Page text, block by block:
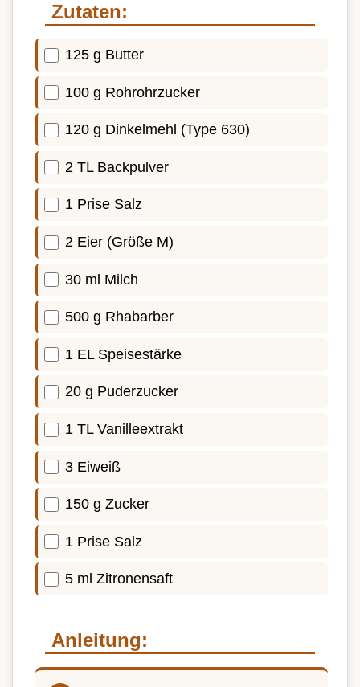
Zutaten:
125 g Butter
100 g Rohrohrzucker
120 g Dinkelmehl (Type 630)
2 TL Backpulver
1 Prise Salz
2 Eier (Größe M)
30 ml Milch
500 g Rhabarber
1 EL Speisestärke
20 g Puderzucker
1 TL Vanilleextrakt
3 Eiweiß
150 g Zucker
1 Prise Salz
5 ml Zitronensaft
Anleitung: